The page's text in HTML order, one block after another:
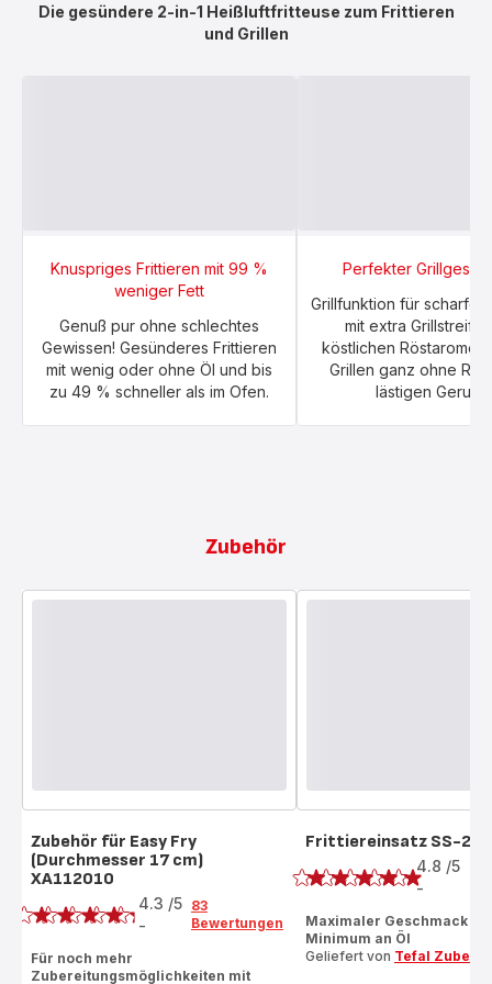
Die gesündere 2-in-1 Heißluftfritteuse zum Frittieren
und Grillen
Knuspriges Frittieren mit 99 %
weniger Fett
Genuß pur ohne schlechtes
Gewissen! Gesünderes Frittieren
mit wenig oder ohne Öl und bis
zu 49 % schneller als im Ofen.
Perfekter
Grillfunktion für scharfes
mit extra
köstlichen
Grillen ganz ohne
lästigen Geruch.
Zubehör
Zubehör für Easy Fry
(Durchmesser 17 cm)
XA112010
Bewertung
4.3 /5
-
83
Bewertungen
Für noch mehr
Zubereitungsmöglichkeiten mit
Frittiereinsatz SS-
Bewertung
4.8 /5
-
Maximaler Geschmack
Minimum an Öl
Geliefert von Tefal